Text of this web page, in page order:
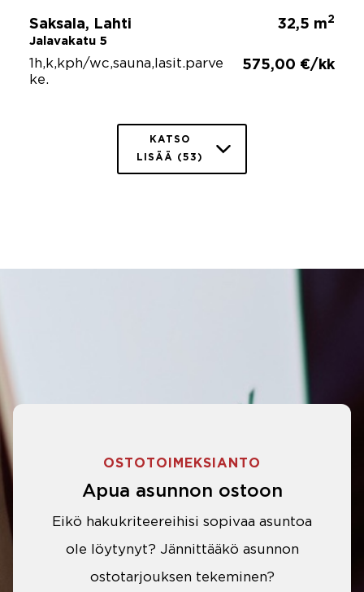
Saksala, Lahti
Jalavakatu 5
32,5 m2
1h,k,kph/wc,sauna,lasit.parve
ke.
575,00 €/kk
KATSO
LISÄÄ (53)
OSTOTOIMEKSIANTO
Apua asunnon ostoon
Eikö hakukriteereihisi sopivaa asuntoa
ole löytynyt? Jännittääkö asunnon
ostotarjouksen tekeminen?